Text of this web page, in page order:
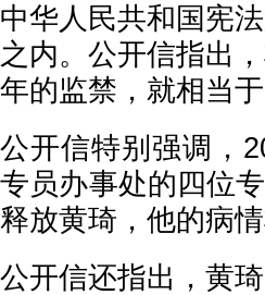
中华人民共和国宪
之内。公开信指出
年的监禁，就相当于
公开信特别强调，
专员办事处的四位
释放黄琦，他的病
公开信还指出，黄